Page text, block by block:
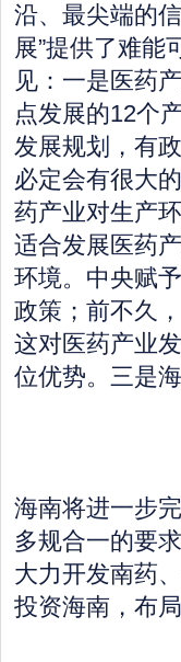
沿、最尖端的
展”提供了难能
见：一是医药
点发展的12个
发展规划，有
必定会有很大
药产业对生产
适合发展医药
环境。中央赋
政策；前不久
这对医药产业
位优势。三是
海南将进一步
多规合一的要
大力开发南药
投资海南，布